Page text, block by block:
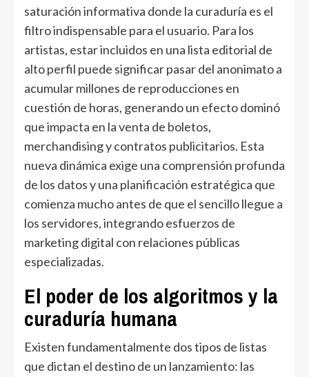
saturación informativa donde la curaduría es el
filtro indispensable para el usuario. Para los
artistas, estar incluidos en una lista editorial de
alto perfil puede significar pasar del anonimato a
acumular millones de reproducciones en
cuestión de horas, generando un efecto dominó
que impacta en la venta de boletos,
merchandising y contratos publicitarios. Esta
nueva dinámica exige una comprensión profunda
de los datos y una planificación estratégica que
comienza mucho antes de que el sencillo llegue a
los servidores, integrando esfuerzos de
marketing digital con relaciones públicas
especializadas.
El poder de los algoritmos y la
curaduría humana
Existen fundamentalmente dos tipos de listas
que dictan el destino de un lanzamiento: las